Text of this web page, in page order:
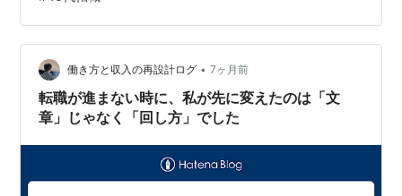
て、 面接に行くことができれば、 そこで面接官の方とお
会いして、 より企業を知っていくことが大切だなと思い
ました。 とにかく応募して、面接していただける機会を
得ることが大事でした。 私も紹介していただいたところ
は、確認して、…
働き方と収入の再設計ログ • 7ヶ月前
転職が進まない時に、私が先に変えたのは「文
章」じゃなく「回し方」でした